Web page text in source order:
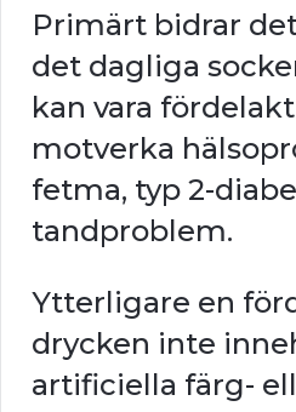
Primärt bidrar
det dagliga
kan vara
motverka
fetma, typ 2-
tandproblem.
Ytterligare en
drycken inte
artificiella färg-